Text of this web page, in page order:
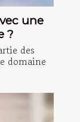
une
?
des
domaine